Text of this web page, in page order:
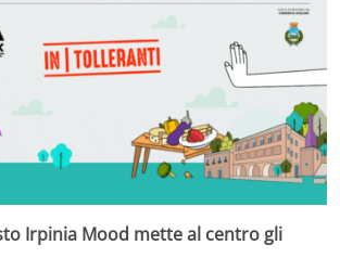
Irpinia Mood mette al centro gli